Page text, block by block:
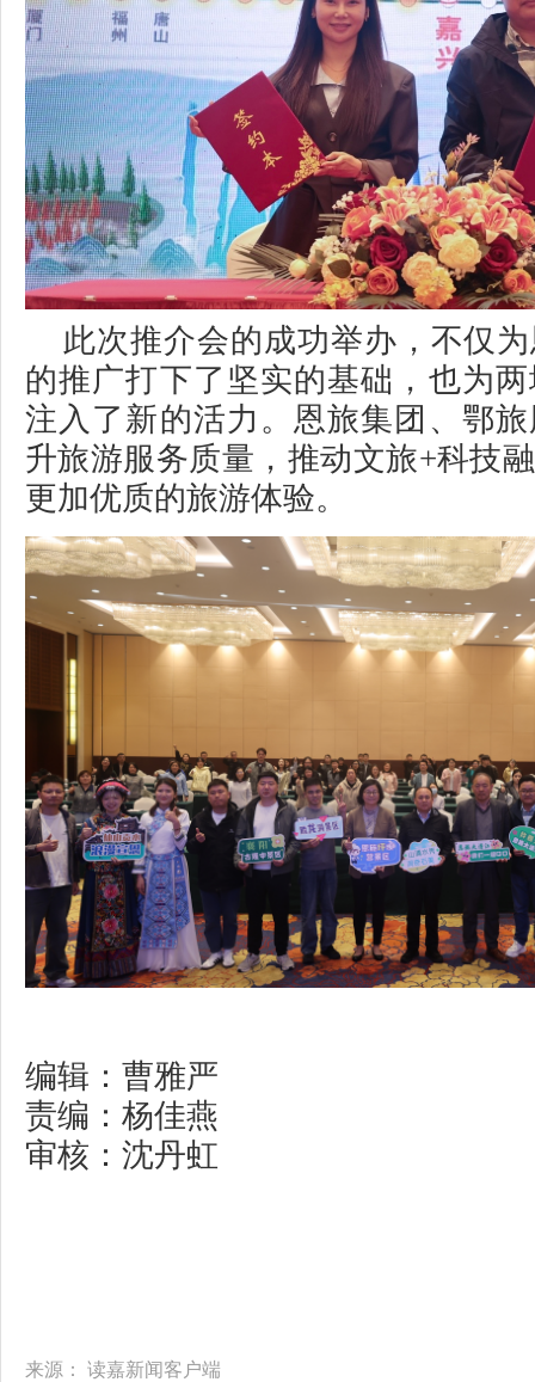
此次推介会的成功举办，不仅
的推广打下了坚实的基础，也为
注入了新的活力。恩旅集团、鄂
升旅游服务质量，推动文旅+科技
更加优质的旅游体验。
编辑：曹雅严
责编：杨佳燕
审核：沈丹虹
来源： 读嘉新闻客户端